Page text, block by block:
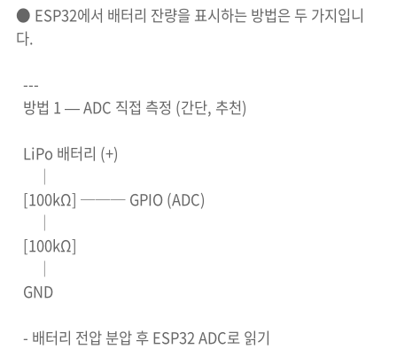
● ESP32에서 배터리 잔량을 표시하는 방법은 두 가지입니
다.
---
방법 1 — ADC 직접 측정 (간단, 추천)
LiPo 배터리 (+)
│
[100kΩ] ─── GPIO (ADC)
│
[100kΩ]
│
GND
- 배터리 전압 분압 후 ESP32 ADC로 읽기